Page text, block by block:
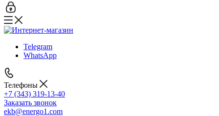
Telegram
WhatsApp
Телефоны
+7 (343) 319-13-40
Заказать звонок
ekb@energo1.com